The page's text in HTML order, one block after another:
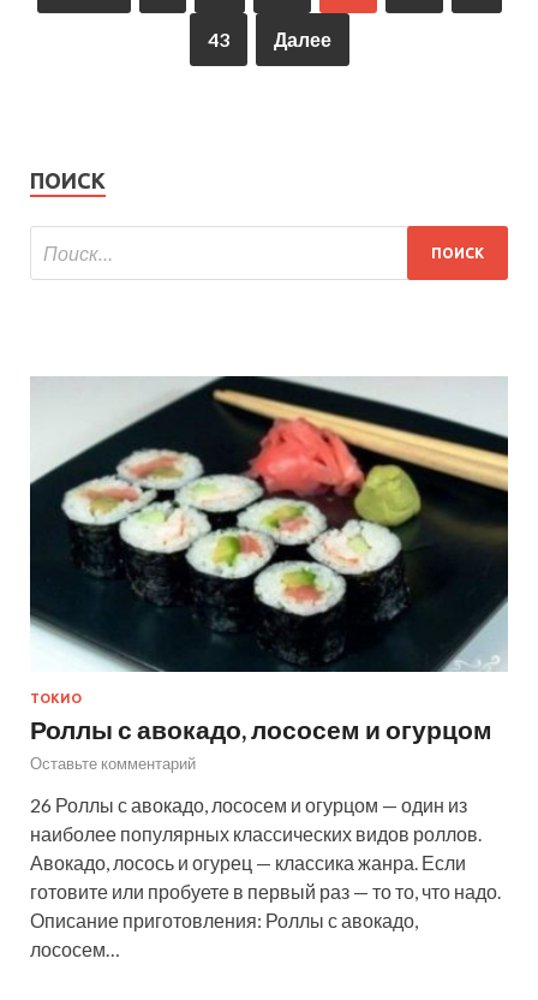
43 Далее
ПОИСК
ТОКИО
Роллы с авокадо, лососем и огурцом
Оставьте комментарий
26 Роллы с авокадо, лососем и огурцом — один из
наиболее популярных классических видов роллов.
Авокадо, лосось и огурец — классика жанра. Если
готовите или пробуете в первый раз — то то, что надо.
Описание приготовления: Роллы с авокадо,
лососем…